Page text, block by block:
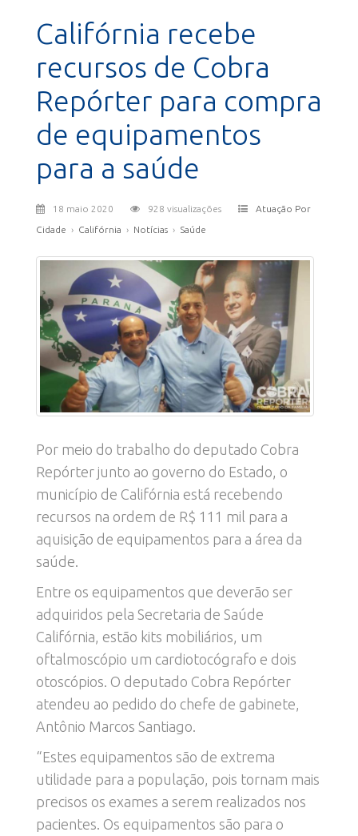
Califórnia recebe
recursos de Cobra
Repórter para compra
de equipamentos
para a saúde
18 maio 2020 928 visualizações
Atuação Por
Cidade › Califórnia › Notícias › Saúde
Por meio do trabalho do deputado Cobra
Repórter junto ao governo do Estado, o
município de Califórnia está recebendo
recursos na ordem de R$ 111 mil para a
aquisição de equipamentos para a área da
saúde.
Entre os equipamentos que deverão ser
adquiridos pela Secretaria de Saúde
Califórnia, estão kits mobiliários, um
oftalmoscópio um cardiotocógrafo e dois
otoscópios. O deputado Cobra Repórter
atendeu ao pedido do chefe de gabinete,
Antônio Marcos Santiago.
“Estes equipamentos são de extrema
utilidade para a população, pois tornam mais
precisos os exames a serem realizados nos
pacientes. Os equipamentos são para o